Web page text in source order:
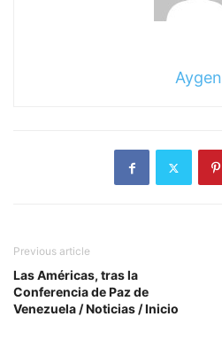
Aygen
Previous article
Las Américas, tras la
Conferencia de Paz de
Venezuela / Noticias / Inicio